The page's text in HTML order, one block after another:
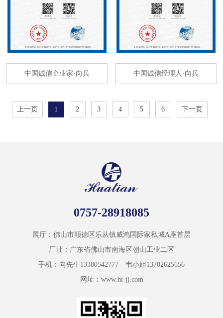
中国诚信企业家·向兵 中国诚信经理人·向兵
上一页 1 2 3 4 5 6 下一页
0757-28918085
展厅：佛山市顺德区乐从镇威鸿国际家私城A座首层
厂址：广东省佛山市南海区朝山工业二区
手机：向先生13380542777 韦小姐13702625656
网址：www.ht-jj.com